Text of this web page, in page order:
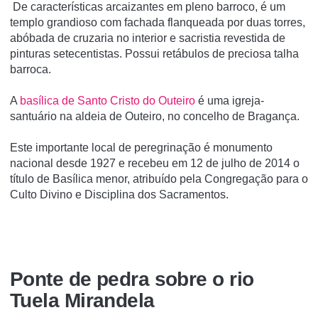
De características arcaizantes em pleno barroco, é um
templo grandioso com fachada flanqueada por duas torres,
abóbada de cruzaria no interior e sacristia revestida de
pinturas setecentistas. Possui retábulos de preciosa talha
barroca.
A basí­lica de Santo Cristo do Outeiro é uma igreja-
santuário na aldeia de Outeiro, no concelho de Bragança.
Este importante local de peregrinação é monumento
nacional desde 1927 e recebeu em 12 de julho de 2014 o
tí­tulo de Basí­lica menor, atribuí­do pela Congregação para o
Culto Divino e Disciplina dos Sacramentos.
Ponte de pedra sobre o rio
Tuela Mirandela